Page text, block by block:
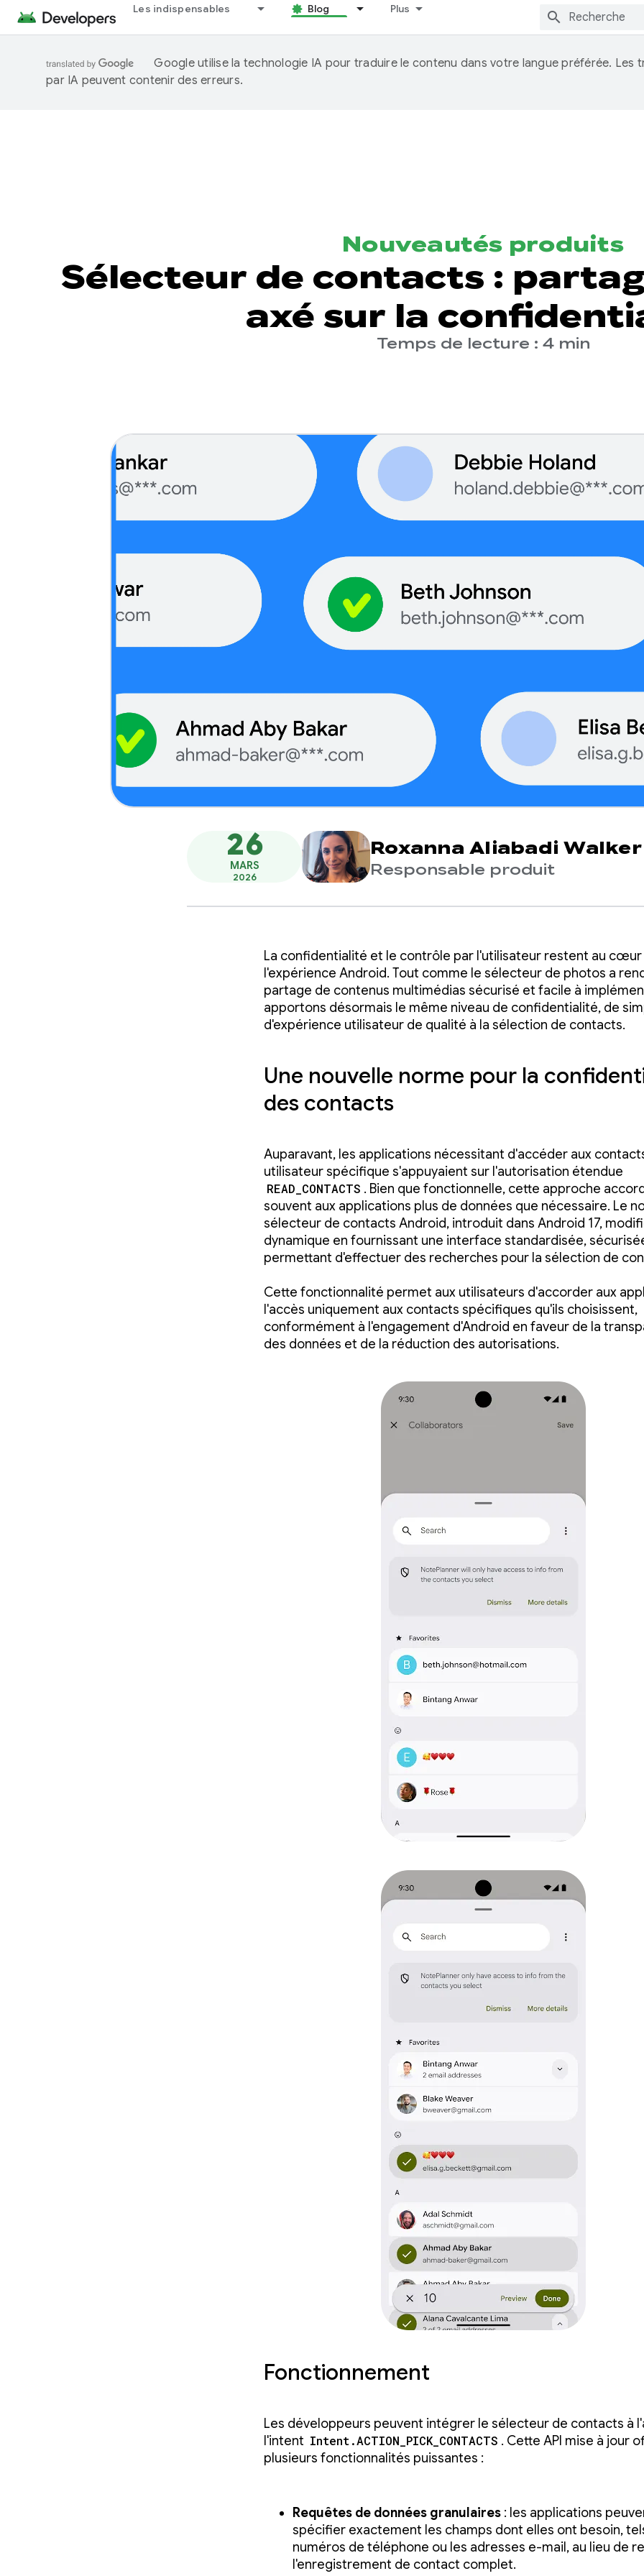
Les indispensables Blog Plus
Google utilise la technologie IA pour traduire le contenu dans votre langue préférée. Les
par IA peuvent contenir des erreurs.
Nouveautés produits
Sélecteur de contacts :
axé sur la
Temps de lecture : 4 min
26
MARS
2026
Roxanna Aliabadi Walker
Responsable produit
La confidentialité et le contrôle par l'utilisateur restent au cœur
l'expérience Android. Tout comme le sélecteur de photos a
partage de contenus multimédias sécurisé et facile à
apportons désormais le même niveau de confidentialité, de
d'expérience utilisateur de qualité à la sélection de contacts.
Une nouvelle norme pour la
des contacts
Auparavant, les applications nécessitant d'accéder aux
utilisateur spécifique s'appuyaient sur l'autorisation étendue
READ_CONTACTS . Bien que fonctionnelle, cette approche
souvent aux applications plus de données que nécessaire. Le
sélecteur de contacts Android, introduit dans Android 17,
dynamique en fournissant une interface standardisée,
permettant d'effectuer des recherches pour la sélection de
Cette fonctionnalité permet aux utilisateurs d'accorder aux
l'accès uniquement aux contacts spécifiques qu'ils choisissent,
conformément à l'engagement d'Android en faveur de la
des données et de la réduction des autorisations.
Fonctionnement
Les développeurs peuvent intégrer le sélecteur de contacts à
l'intent Intent.ACTION_PICK_CONTACTS . Cette API mise à jour
plusieurs fonctionnalités puissantes :
Requêtes de données granulaires : les applications
spécifier exactement les champs dont elles ont besoin,
numéros de téléphone ou les adresses e-mail, au lieu de
l'enregistrement de contact complet.